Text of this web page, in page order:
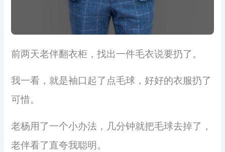
前两天老伴翻衣柜，找出一件毛衣说要扔了。
我一看，就是袖口起了点毛球，好好的衣服扔了
可惜。
老杨用了一个小办法，几分钟就把毛球去掉了，
老伴看了直夸我聪明。